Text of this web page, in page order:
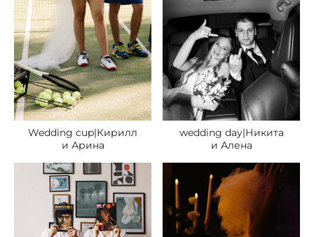
Wedding cup|Кирилл
и Арина
wedding day|Никита
и Алена